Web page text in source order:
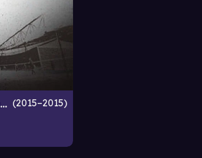
Premier League Legends 2015–2015